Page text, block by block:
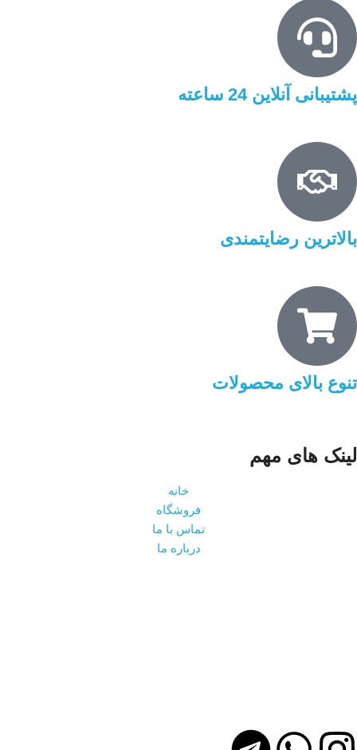
پشتیبانی آنلاین 24 ساعته
بالاترین رضایتمندی
تنوع بالای محصولات
لینک های مهم
خانه
فروشگاه
تماس با ما
درباره ما